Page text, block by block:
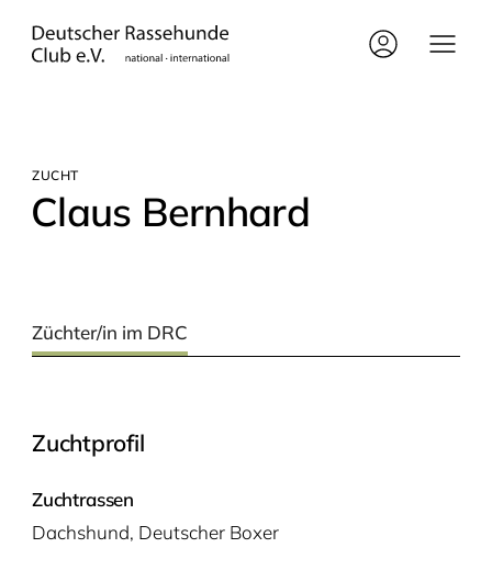
ZUCHT
Claus Bern­hard
Züchter/in im DRC
Zuchtprofil
Zuchtrassen
Dachs­hund, Deut­scher Boxer